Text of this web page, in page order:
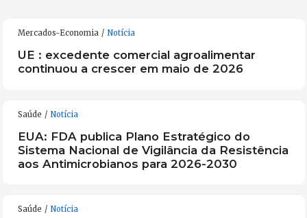
Mercados-Economia Notícia
UE : excedente comercial agroalimentar
continuou a crescer em maio de 2026
Saúde Notícia
EUA: FDA publica Plano Estratégico do
Sistema Nacional de Vigilância da Resistência
aos Antimicrobianos para 2026-2030
Saúde Notícia